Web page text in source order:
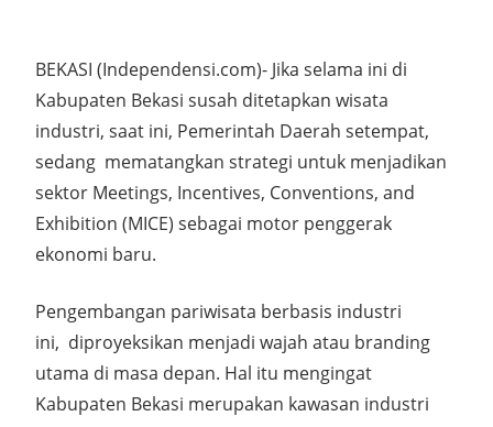
BEKASI (Independensi.com)- Jika selama ini di
Kabupaten Bekasi susah ditetapkan wisata
industri, saat ini, Pemerintah Daerah setempat,
sedang mematangkan strategi untuk menjadikan
sektor Meetings, Incentives, Conventions, and
Exhibition (MICE) sebagai motor penggerak
ekonomi baru.
Pengembangan pariwisata berbasis industri
ini, diproyeksikan menjadi wajah atau branding
utama di masa depan. Hal itu mengingat
Kabupaten Bekasi merupakan kawasan industri